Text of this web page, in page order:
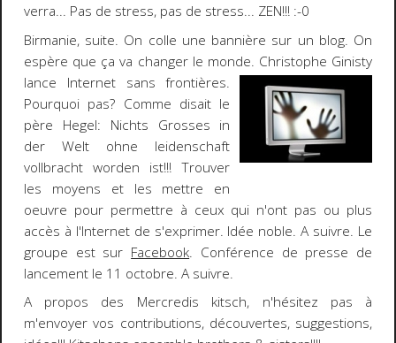
verra... Pas de stress, pas de stress... ZEN!!! :-0
Birmanie, suite. On colle une bannière sur un blog. On
espère que ça va changer le monde. Christophe Ginisty
lance Internet sans frontières.
Pourquoi pas? Comme disait le
père Hegel: Nichts Grosses in
der Welt ohne leidenschaft
vollbracht worden ist!!! Trouver
les moyens et les mettre en
oeuvre pour permettre à ceux qui n'ont pas ou plus
accès à l'Internet de s'exprimer. Idée noble. A suivre. Le
groupe est sur Facebook. Conférence de presse de
lancement le 11 octobre. A suivre.
A propos des Mercredis kitsch, n'hésitez pas à
m'envoyer vos contributions, découvertes, suggestions,